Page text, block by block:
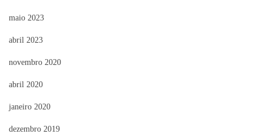
maio 2023
abril 2023
novembro 2020
abril 2020
janeiro 2020
dezembro 2019